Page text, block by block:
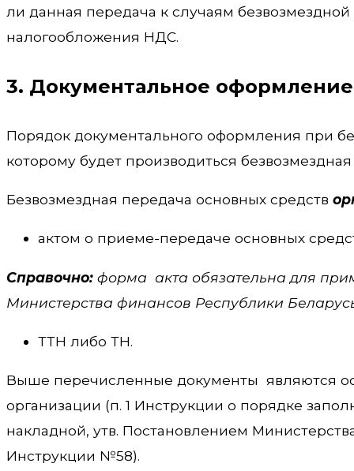
ли данная передача к случаям
налогообложения НДС.
3. Документальное
Порядок документального оформления при
которому будет производиться
Безвозмездная передача основных средств
актом о приеме-передаче основных
Справочно: форма акта обязательна для
Министерства финансов Республики
ТТН либо ТН.
Выше перечисленные документы являются
организации (п. 1 Инструкции о порядке
накладной, утв. Постановлением
Инструкции №58).